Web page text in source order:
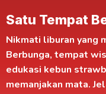
Nikmati liburan yang
Berbunga, tempat
edukasi kebun
memanjakan mata.
Satu Tempat